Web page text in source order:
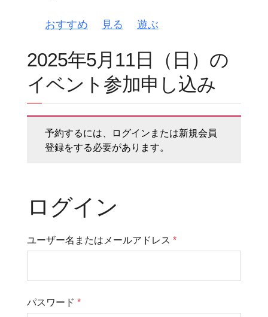
おすすめ 見る 遊ぶ
2025年5月11日（日）の
イベント参加申し込み
予約するには、ログインまたは新規会員
登録をする必要があります。
ログイン
ユーザー名またはメールアドレス *
パスワード *